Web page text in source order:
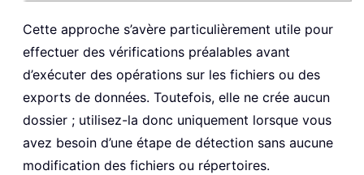
Cette approche s’avère particulièrement utile pour
effectuer des vérifications préalables avant
d’exécuter des opérations sur les fichiers ou des
exports de données. Toutefois, elle ne crée aucun
dossier ; utilisez-la donc uniquement lorsque vous
avez besoin d’une étape de détection sans aucune
modification des fichiers ou répertoires.